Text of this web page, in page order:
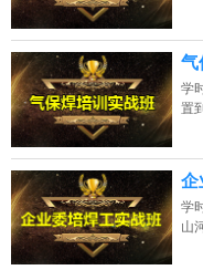
气
学
置
企
学
山